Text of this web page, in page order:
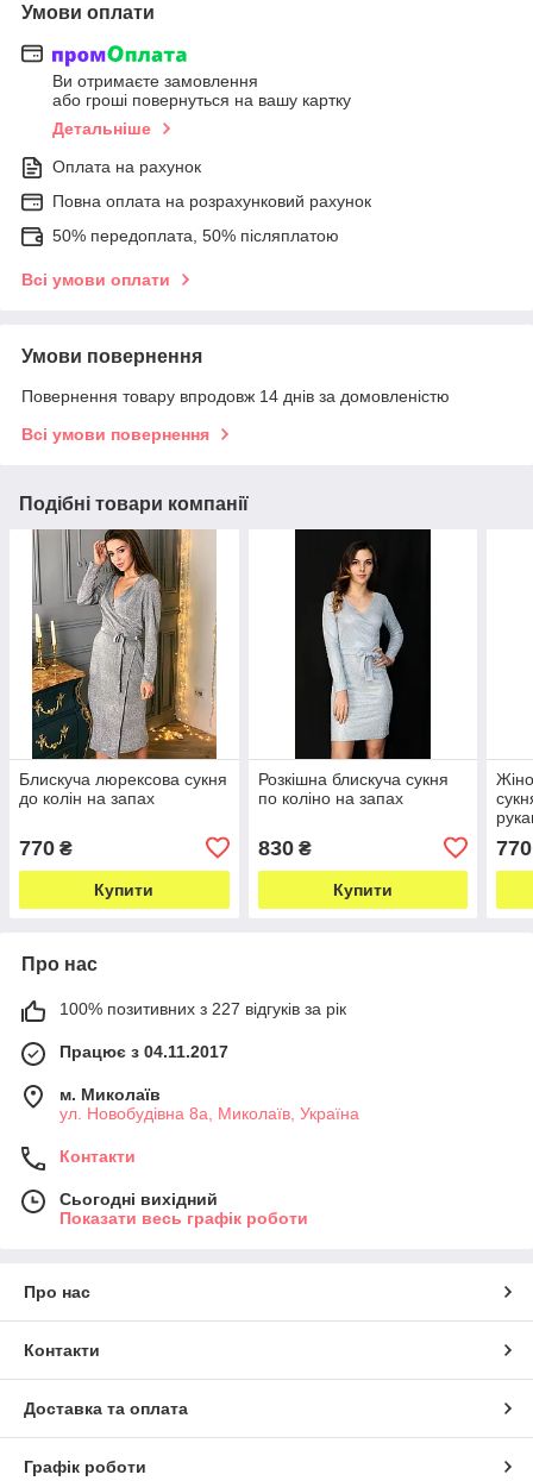
Умови оплати
Ви отримаєте замовлення
або гроші повернуться на вашу картку
Детальніше
Оплата на рахунок
Повна оплата на розрахунковий рахунок
50% передоплата, 50% післяплатою
Всі умови оплати
Умови повернення
Повернення товару впродовж 14 днів за домовленістю
Всі умови повернення
Подібні товари компанії
Блискуча люрексова сукня
до колін на запах
770 ₴
Купити
Розкішна блискуча сукня
по коліно на запах
830₴
Купити
770
Про нас
100% позитивних з 227 відгуків за рік
Працює з 04.11.2017
м. Миколаїв
ул. Новобудівна 8а, Миколаїв, Україна
Контакти
Сьогодні вихідний
Показати весь графік роботи
Про нас
Контакти
Доставка та оплата
Графік роботи